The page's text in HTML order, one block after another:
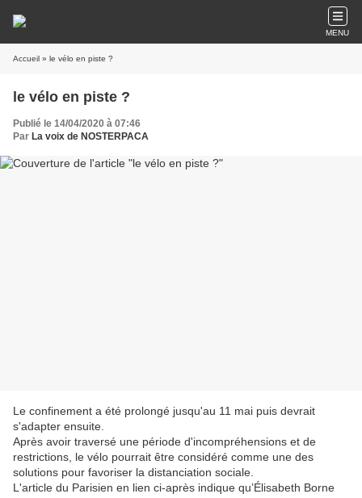
MENU
Accueil » le vélo en piste ?
le vélo en piste ?
Publié le 14/04/2020 à 07:46
Par La voix de NOSTERPACA
Le confinement a été prolongé jusqu'au 11 mai puis devrait
s'adapter ensuite.
Après avoir traversé une période d'incompréhensions et de
restrictions, le vélo pourrait être considéré comme une des
solutions pour favoriser la distanciation sociale.
L'article du Parisien en lien ci-après indique qu’Élisabeth Borne